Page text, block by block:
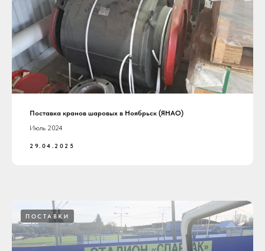
Поставка кранов шаровых в Ноябрьск (ЯНАО)
Июль 2024
29.04.2025
ПОСТАВКИ